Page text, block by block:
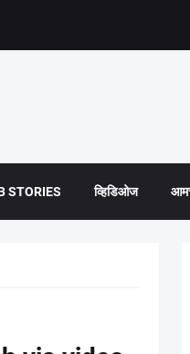
हप्ता
STORIES व्हिडिओज